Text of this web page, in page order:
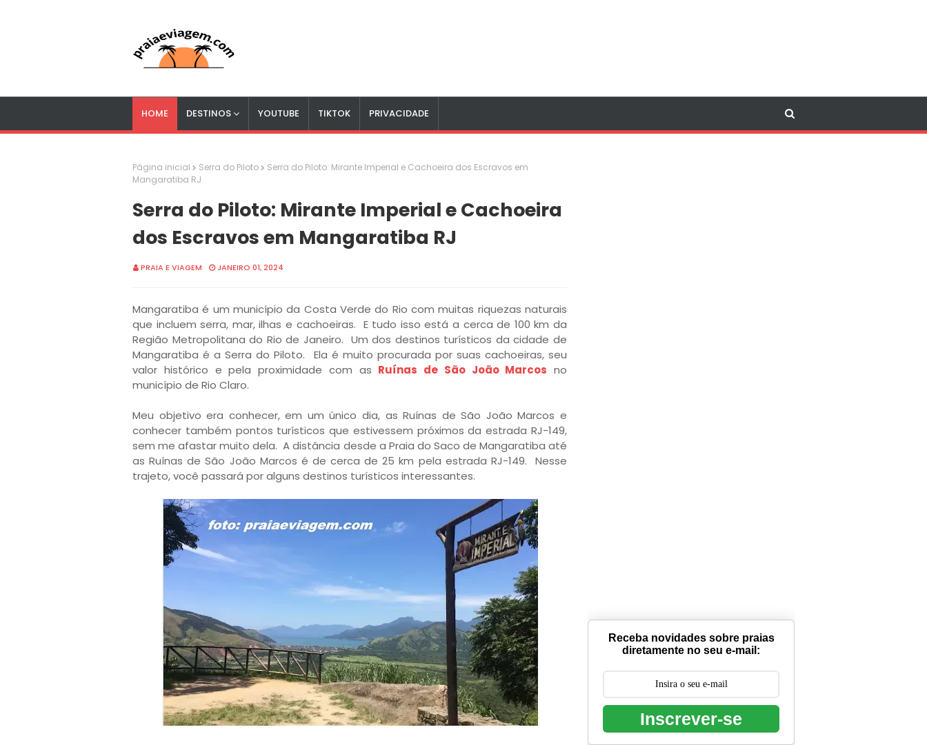
HOME DESTINOS YOUTUBE TIKTOK PRIVACIDADE
Página inicial Serra do Piloto
Serra do Piloto: Mirante Imperial e Cachoeira dos Escravos em
Mangaratiba RJ
Serra do Piloto: Mirante Imperial e Cachoeira
dos Escravos em Mangaratiba RJ
PRAIA E VIAGEM JANEIRO 01, 2024
Mangaratiba é um município da Costa Verde do Rio com muitas riquezas naturais
que incluem serra, mar, ilhas e cachoeiras. E tudo isso está a cerca de 100 km da
Região Metropolitana do Rio de Janeiro. Um dos destinos turísticos da cidade de
Mangaratiba é a Serra do Piloto. Ela é muito procurada por suas cachoeiras, seu
valor histórico e pela proximidade com as Ruínas de São João Marcos no
município de Rio Claro.
Meu objetivo era conhecer, em um único dia, as Ruínas de São João Marcos e
conhecer também pontos turísticos que estivessem próximos da estrada RJ-149,
sem me afastar muito dela. A distância desde a Praia do Saco de Mangaratiba até
as Ruínas de São João Marcos é de cerca de 25 km pela estrada RJ-149. Nesse
trajeto, você passará por alguns destinos turísticos interessantes.
Receba novidades sobre praias
diretamente no seu e-mail:
Inscrever-se